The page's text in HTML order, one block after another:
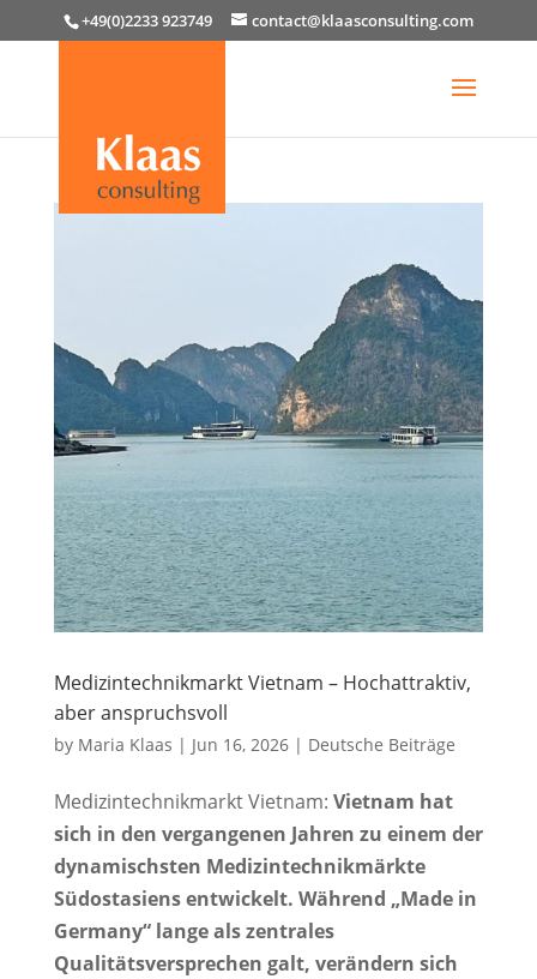
+49(0)2233 923749 contact@klaasconsulting.com
Medizintechnikmarkt Vietnam – Hochattraktiv,
aber anspruchsvoll
by Maria Klaas | Jun 16, 2026| Deutsche Beiträge
Medizintechnikmarkt Vietnam: Vietnam hat
sich in den vergangenen Jahren zu einem der
dynamischsten Medizintechnikmärkte
Südostasiens entwickelt. Während „Made in
Germany“ lange als zentrales
Qualitätsversprechen galt, verändern sich